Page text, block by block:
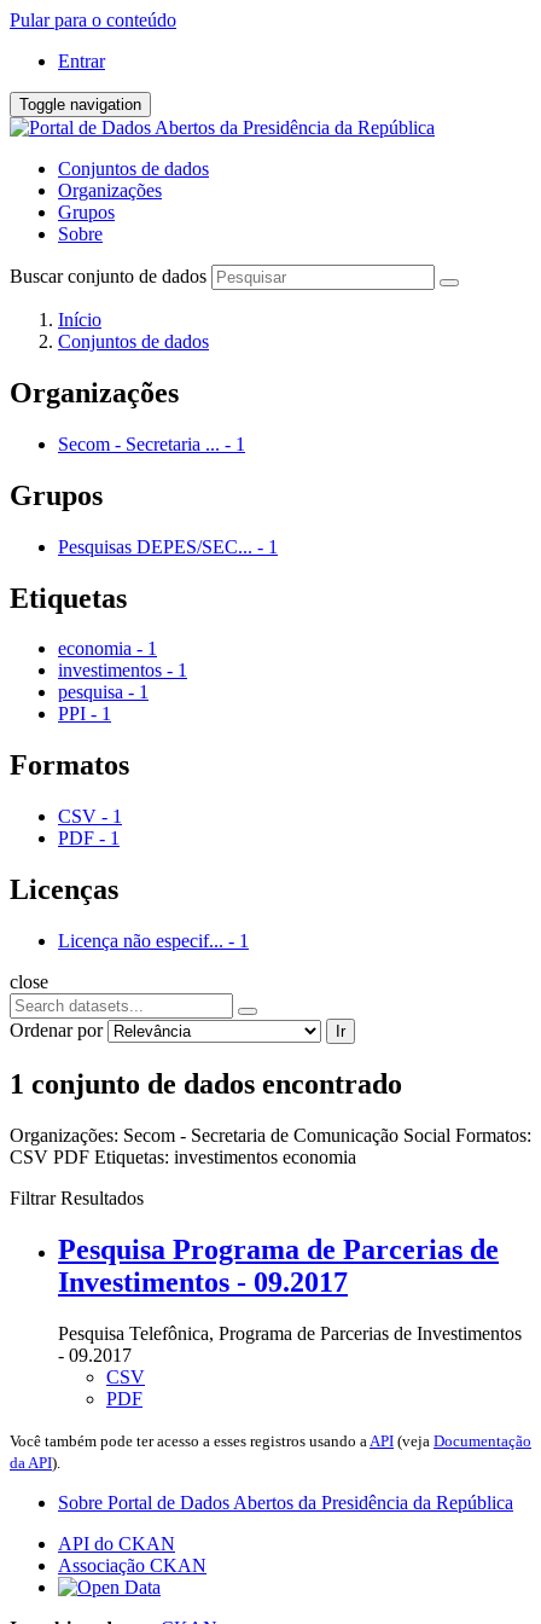
Pular para o conteúdo
Entrar
Toggle navigation
Conjuntos de dados
Organizações
Grupos
Sobre
Buscar conjunto de dados
Início
Conjuntos de dados
Organizações
Secom - Secretaria ... - 1
Grupos
Pesquisas DEPES/SEC... - 1
Etiquetas
economia - 1
investimentos - 1
pesquisa - 1
PPI - 1
Formatos
CSV - 1
PDF - 1
Licenças
Licença não especif... - 1
close
Ordenar por Ir
1 conjunto de dados encontrado
Organizações: Secom - Secretaria de Comunicação Social Formatos:
CSV PDF Etiquetas: investimentos economia
Filtrar Resultados
Pesquisa Programa de Parcerias de
Investimentos - 09.2017
Pesquisa Telefônica, Programa de Parcerias de Investimentos
- 09.2017
CSV
PDF
Você também pode ter acesso a esses registros usando a API (veja Documentação
da API).
Sobre Portal de Dados Abertos da Presidência da República
API do CKAN
Associação CKAN